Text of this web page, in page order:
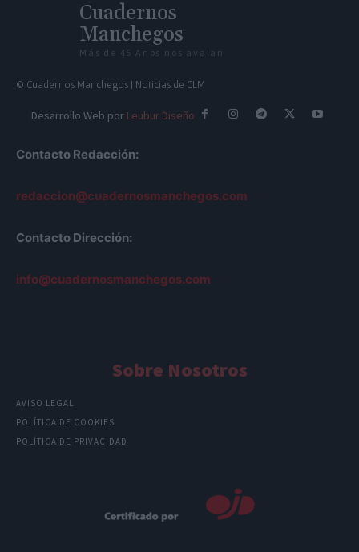
Cuadernos
Manchegos
Más de 45 Años nos avalan
© Cuadernos Manchegos | Noticias de CLM
Desarrollo Web por Leubur Diseño
Contacto Redacción:
redaccion@cuadernosmanchegos.com
Contacto Dirección:
info@cuadernosmanchegos.com
Sobre Nosotros
AVISO LEGAL
POLÍTICA DE COOKIES
POLÍTICA DE PRIVACIDAD